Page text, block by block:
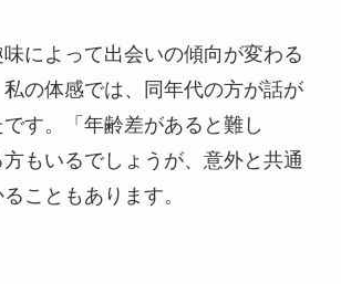
によって出会いの傾向が変わる
の体感では、同年代の方が話が
す。「年齢差があると難し
もいるでしょうが、意外と共通
こともあります。